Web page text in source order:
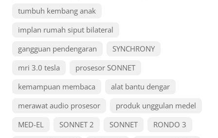
tumbuh kembang anak
implan rumah siput bilateral
gangguan pendengaran
SYNCHRONY
mri 3.0 tesla
prosesor SONNET
kemampuan membaca
alat bantu dengar
merawat audio prosesor
produk unggulan medel
MED-EL
SONNET 2 SONNET
RONDO 3